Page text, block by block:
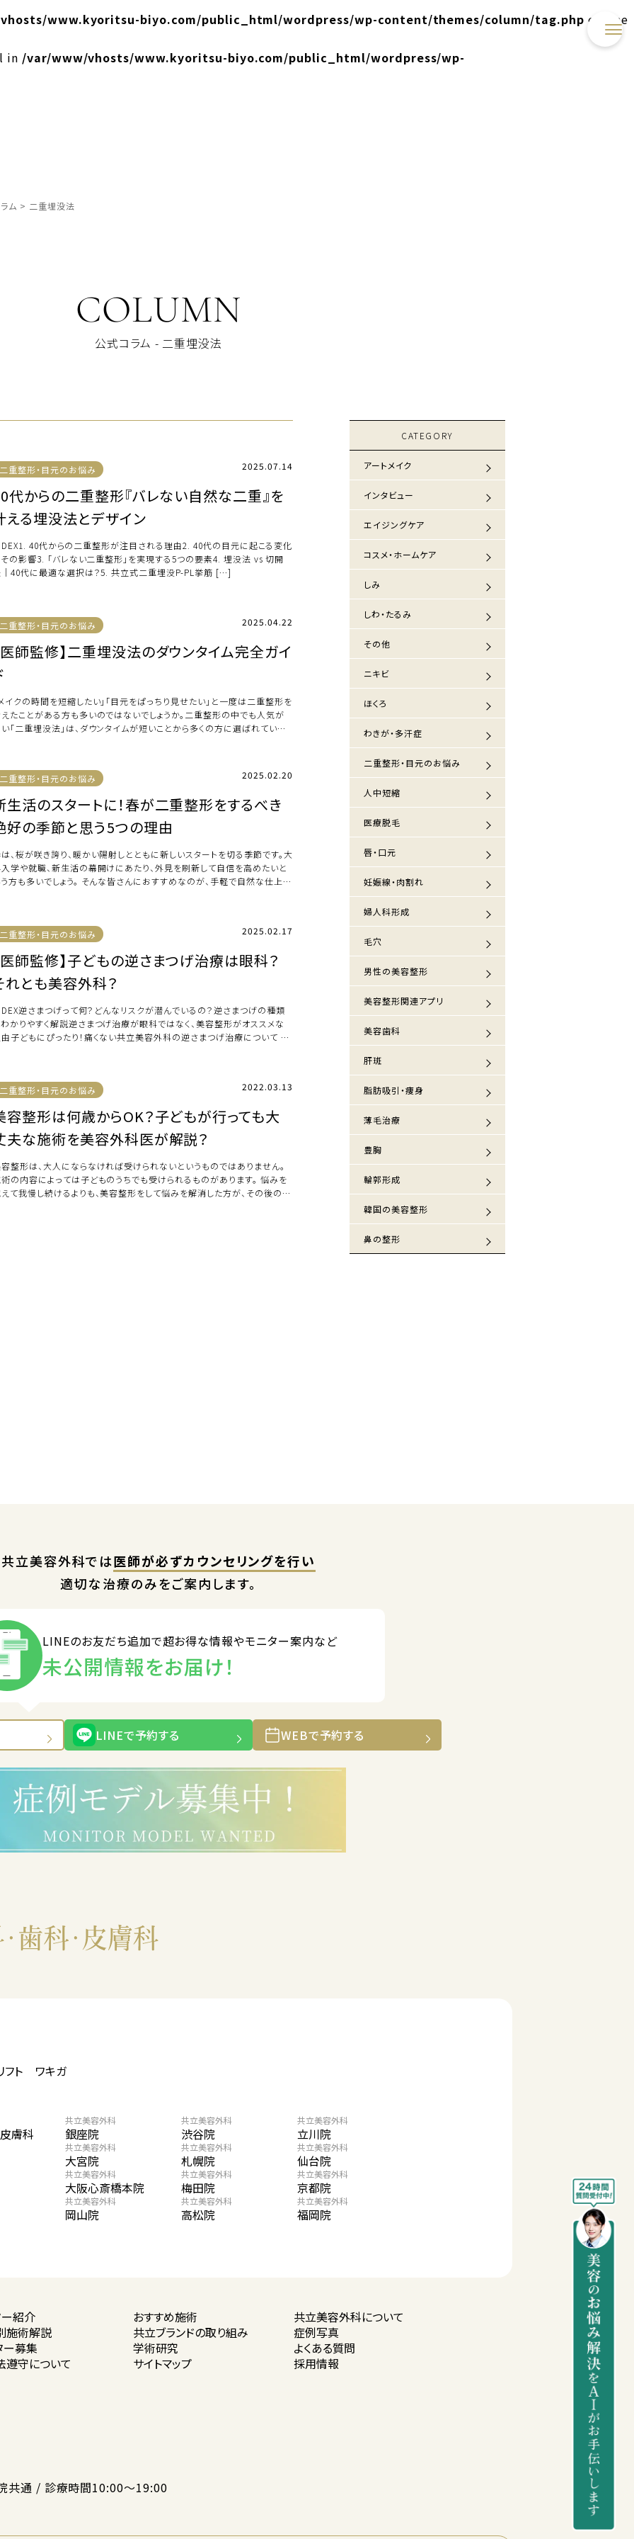
www.kyoritsu-biyo.com/public_html/wordpress/wp-content/themes/column/tag.php on line
in /var/www/vhosts/www.kyoritsu-biyo.com/public_html/wordpress/wp-
ム > 二重埋没法
COLUMN
公式コラム - 二重埋没法
二重整形・目元のお悩み 2025.07.14
代からの二重整形『バレない自然な二重』を
える埋没法とデザイン
40代からの二重整形が注目される理由2. 40代の目元に起こる変化
の影響3. 「バレない二重整形」を実現する5つの要素4. 埋没法 vs 切開
40代に最適な選択は？5. 共立式二重埋没P-PL挙筋 […]
二重整形・目元のお悩み 2025.04.22
医師監修】二重埋没法のダウンタイム完全ガイ
イクの時間を短縮したい」「目元をぱっちり見せたい」と一度は二重整形を
たことがある方も多いのではないでしょうか。二重整形の中でも人気が
「二重埋没法」は、ダウンタイムが短いことから多くの方に選ばれていま
二重整形・目元のお悩み 2025.02.20
生活のスタートに！春が二重整形をするべき
好の季節と思う5つの理由
、桜が咲き誇り、暖かい陽射しとともに新しいスタートを切る季節です。大
学や就職、新生活の幕開けにあたり、外見を刷新して自信を高めたいと
方も多いでしょう。 そんな皆さんにおすすめなのが、手軽で自然な仕上が
二重整形・目元のお悩み 2025.02.17
医師監修】子どもの逆さまつげ治療は眼科？
れとも美容外科？
逆さまつげって何？どんなリスクが潜んでいるの？逆さまつげの種類
かりやすく解説逆さまつげ治療が眼科ではなく、美容整形がオススメな
子どもにぴったり！痛くない共立美容外科の逆さまつげ治療について 逆
二重整形・目元のお悩み 2022.03.13
容整形は何歳からOK？子どもが行っても大
夫な施術を美容外科医が解説？
整形は、大人にならなければ受けられないというものではありません。
の内容によっては子どものうちでも受けられるものがあります。 悩みを
て我慢し続けるよりも、美容整形をして悩みを解消した方が、その後の人
CATEGORY
アートメイク
インタビュー
エイジングケア
コスメ・ホームケア
しみ
しわ・たるみ
その他
ニキビ
ほくろ
わきが・多汗症
二重整形・目元のお悩み
人中短縮
医療脱毛
唇・口元
妊娠線・肉割れ
婦人科形成
毛穴
男性の美容整形
美容整形関連アプリ
美容歯科
肝斑
脂肪吸引・痩身
薄毛治療
豊胸
輪郭形成
韓国の美容整形
鼻の整形
共立美容外科では医師が必ずカウンセリングを行い
適切な治療のみをご案内します。
LINEのお友だち追加で超お得な情報やモニター案内など
未公開情報をお届け！
LINEで予約する WEBで予約する
フト ワキガ
膚科
共立美容外科
銀座院
共立美容外科
渋谷院
共立美容外科
立川院
共立美容外科
大宮院
共立美容外科
札幌院
共立美容外科
仙台院
共立美容外科
大阪心斎橋本院
共立美容外科
梅田院
共立美容外科
京都院
共立美容外科
岡山院
共立美容外科
高松院
共立美容外科
福岡院
ー紹介 おすすめ施術 共立美容外科について
施術解説
共立ブランドの取り組み
症例写真
ー募集
学術研究
よくある質問
遵守について サイトマップ 採用情報
共通 / 診療時間10:00〜19:00